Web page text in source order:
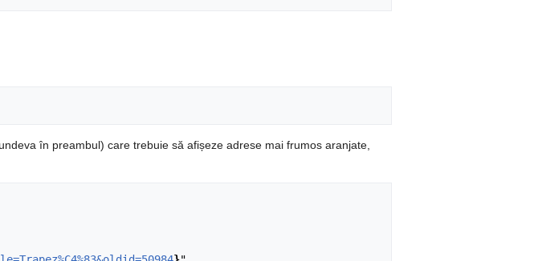
undeva în preambul) care trebuie să afișeze adrese mai frumos aranjate,